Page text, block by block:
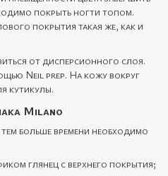
покрыть ногти топом.
покрытия такая же, как и
от дисперсионного слоя.
Neil prep. На кожу вокруг
кутикулы.
Milano
больше времени необходимо
глянец с верхнего покрытия;